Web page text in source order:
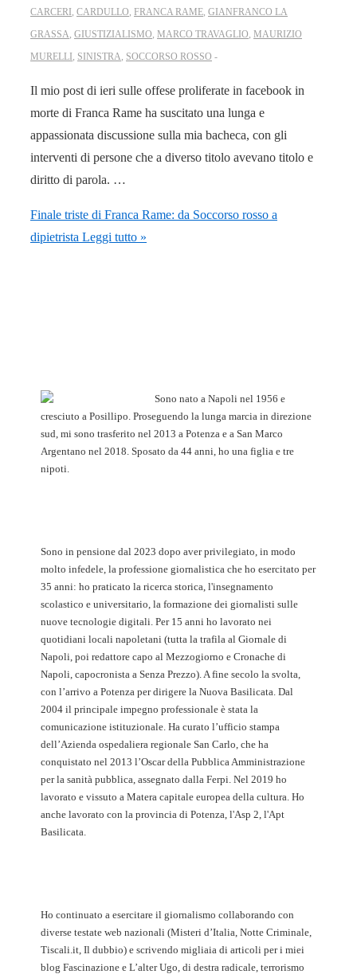
CARCERI, CARDULLO, FRANCA RAME, GIANFRANCO LA
GRASSA, GIUSTIZIALISMO, MARCO TRAVAGLIO, MAURIZIO
MURELLI, SINISTRA, SOCCORSO ROSSO
Il mio post di ieri sulle offese proliferate in facebook in
morte di Franca Rame ha suscitato una lunga e
appassionata discussione sulla mia bacheca, con gli
interventi di persone che a diverso titolo avevano titolo e
diritto di parola. …
Finale triste di Franca Rame: da Soccorso rosso a
dipietrista Leggi tutto »
Sono nato a Napoli nel 1956 e
cresciuto a Posillipo. Proseguendo la lunga marcia in direzione
sud, mi sono trasferito nel 2013 a Potenza e a San Marco
Argentano nel 2018. Sposato da 44 anni, ho una figlia e tre
nipoti.
Sono in pensione dal 2023 dopo aver privilegiato, in modo
molto infedele, la professione giornalistica che ho esercitato per
35 anni: ho praticato la ricerca storica, l'insegnamento
scolastico e universitario, la formazione dei giornalisti sulle
nuove tecnologie digitali. Per 15 anni ho lavorato nei
quotidiani locali napoletani (tutta la trafila al Giornale di
Napoli, poi redattore capo al Mezzogiorno e Cronache di
Napoli, capocronista a Senza Prezzo). A fine secolo la svolta,
con l’arrivo a Potenza per dirigere la Nuova Basilicata. Dal
2004 il principale impegno professionale è stata la
comunicazione istituzionale. Ha curato l’ufficio stampa
dell’Azienda ospedaliera regionale San Carlo, che ha
conquistato nel 2013 l’Oscar della Pubblica Amministrazione
per la sanità pubblica, assegnato dalla Ferpi. Nel 2019 ho
lavorato e vissuto a Matera capitale europea della cultura. Ho
anche lavorato con la provincia di Potenza, l'Asp 2, l'Apt
Basilicata.
Ho continuato a esercitare il giornalismo collaborando con
diverse testate web nazionali (Misteri d’Italia, Notte Criminale,
Tiscali.it, Il dubbio) e scrivendo migliaia di articoli per i miei
blog Fascinazione e L’alter Ugo, di destra radicale, terrorismo